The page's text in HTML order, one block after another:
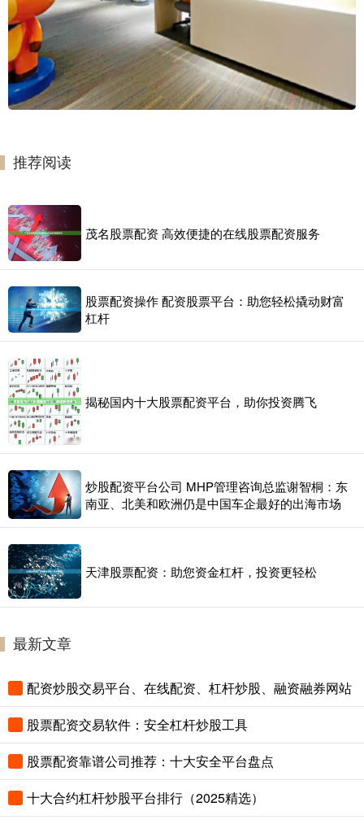
推荐阅读
茂名股票配资 高效便捷的在线股票配资服务
股票配资操作 配资股票平台：助您轻松撬动财富
杠杆
揭秘国内十大股票配资平台，助你投资腾飞
炒股配资平台公司 MHP管理咨询总监谢智桐：东
南亚、北美和欧洲仍是中国车企最好的出海市场
天津股票配资：助您资金杠杆，投资更轻松
最新文章
配资炒股交易平台、在线配资、杠杆炒股、融资融券网站
股票配资交易软件：安全杠杆炒股工具
股票配资靠谱公司推荐：十大安全平台盘点
十大合约杠杆炒股平台排行（2025精选）